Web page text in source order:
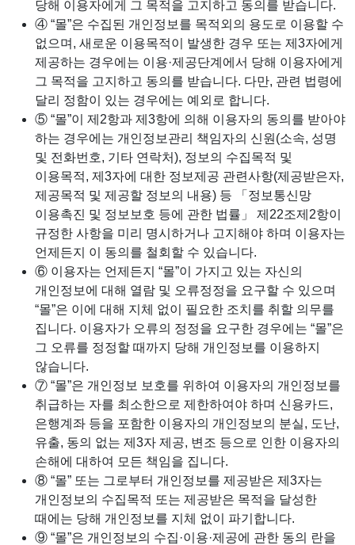
당해 이용자에게 그 목적을 고지하고 동의를 받습니다.
④ “몰”은 수집된 개인정보를 목적외의 용도로 이용할 수
없으며, 새로운 이용목적이 발생한 경우 또는 제3자에게
제공하는 경우에는 이용·제공단계에서 당해 이용자에게
그 목적을 고지하고 동의를 받습니다. 다만, 관련 법령에
달리 정함이 있는 경우에는 예외로 합니다.
⑤ “몰”이 제2항과 제3항에 의해 이용자의 동의를 받아야
하는 경우에는 개인정보관리 책임자의 신원(소속, 성명
및 전화번호, 기타 연락처), 정보의 수집목적 및
이용목적, 제3자에 대한 정보제공 관련사항(제공받은자,
제공목적 및 제공할 정보의 내용) 등 「정보통신망
이용촉진 및 정보보호 등에 관한 법률」 제22조제2항이
규정한 사항을 미리 명시하거나 고지해야 하며 이용자는
언제든지 이 동의를 철회할 수 있습니다.
⑥ 이용자는 언제든지 “몰”이 가지고 있는 자신의
개인정보에 대해 열람 및 오류정정을 요구할 수 있으며
“몰”은 이에 대해 지체 없이 필요한 조치를 취할 의무를
집니다. 이용자가 오류의 정정을 요구한 경우에는 “몰”은
그 오류를 정정할 때까지 당해 개인정보를 이용하지
않습니다.
⑦ “몰”은 개인정보 보호를 위하여 이용자의 개인정보를
취급하는 자를 최소한으로 제한하여야 하며 신용카드,
은행계좌 등을 포함한 이용자의 개인정보의 분실, 도난,
유출, 동의 없는 제3자 제공, 변조 등으로 인한 이용자의
손해에 대하여 모든 책임을 집니다.
⑧ “몰” 또는 그로부터 개인정보를 제공받은 제3자는
개인정보의 수집목적 또는 제공받은 목적을 달성한
때에는 당해 개인정보를 지체 없이 파기합니다.
⑨ “몰”은 개인정보의 수집·이용·제공에 관한 동의 란을